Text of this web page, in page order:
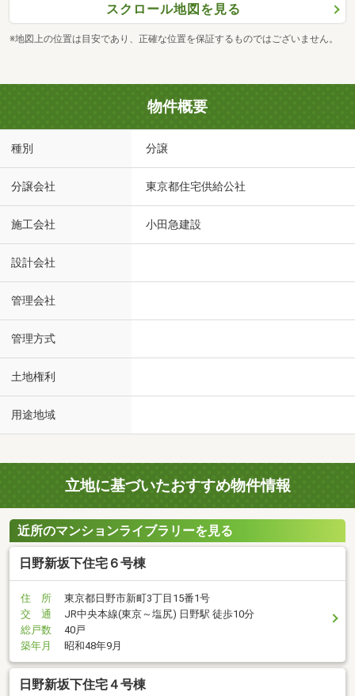
スクロール地図を見る
※地図上の位置は目安であり、正確な位置を保証するものではございません。
物件概要
種別 分譲
分譲会社 東京都住宅供給公社
施工会社 小田急建設
設計会社
管理会社
管理方式
土地権利
用途地域
立地に基づいたおすすめ物件情報
近所のマンションライブラリーを見る
日野新坂下住宅６号棟
住 所
東京都日野市新町3丁目15番1号
交 通
JR中央本線(東京～塩尻) 日野駅 徒歩10分
総戸数
40戸
築年月
昭和48年9月
日野新坂下住宅４号棟